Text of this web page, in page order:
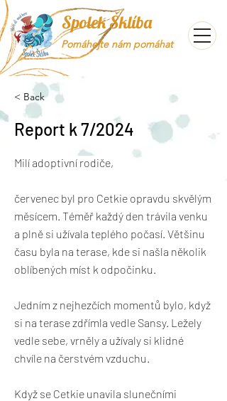
Spolek Šklíba
Pomáhejte nám pomáhat
< Back
Report k 7/2024
Milí adoptivní rodiče,
červenec byl pro Cetkie opravdu skvělým
měsícem. Téměř každý den trávila venku
a plně si užívala teplého počasí. Většinu
času byla na terase, kde si našla několik
oblíbených míst k odpočinku.
Jedním z nejhezčích momentů bylo, když
si na terase zdřímla vedle Sansy. Ležely
vedle sebe, vrněly a užívaly si klidné
chvíle na čerstvém vzduchu.
Když se Cetkie unavila slunečními